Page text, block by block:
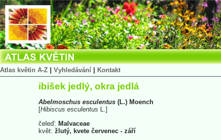
Atlas květin A-Z Vyhledávání Kontakt
ibišek jedlý, okra jedlá
Abelmoschus esculentus (L.) Moench
[Hibiscus esculentus L.]
čeleď: Malvaceae
květ: žlutý, kvete červenec - září